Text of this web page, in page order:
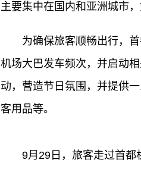
主要集中在国内和亚洲城市
为确保旅客顺畅出行，
机场大巴发车频次，并启动
动，营造节日氛围，并提供
客用品等。
9月29日，旅客走过首